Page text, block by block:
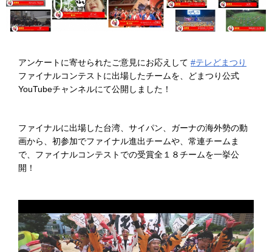
アンケートに寄せられたご意見にお応えして #テレどまつり
ファイナルコンテストに出場したチームを、どまつり公式
YouTubeチャンネルにて公開しました！
ファイナルに出場した台湾、サイパン、ガーナの海外勢の動
画から、初参加でファイナル進出チームや、常連チームま
で、ファイナルコンテストでの受賞全１８チームを一挙公
開！